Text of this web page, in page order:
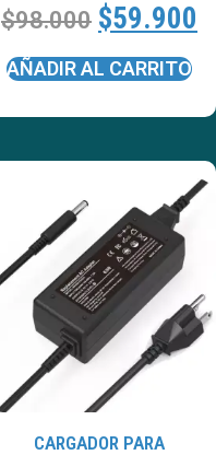
$98.000 $59.900
AÑADIR AL CARRITO
CARGADOR PARA